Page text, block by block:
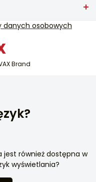
Brand
danych osobowych
jest również dostępna w
wyświetlania?